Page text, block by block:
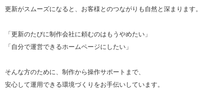
更新がスムーズになると、お客様とのつながりも自然と深まります。
「更新のたびに制作会社に頼むのはもうやめたい」
「自分で運営できるホームページにしたい」
そんな方のために、制作から操作サポートまで、
安心して運用できる環境づくりをお手伝いしています。